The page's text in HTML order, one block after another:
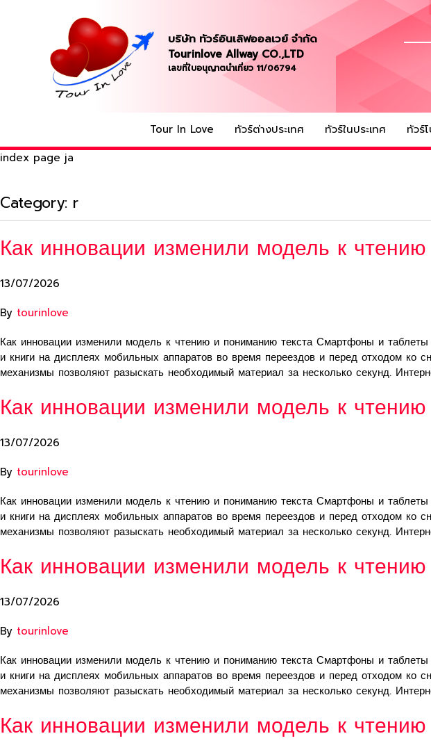
บริษัท ทัวร์อินเลิฟออลเวย์ จำกัด
Tourinlove Allway CO.,LTD
เลขที่ใบอนุญาตนำเที่ยว 11/06794
Tour In Love ทัวร์ต่างประเทศ ทัวร์ในประเทศ ทัวร์
index page ja
Category: r
Как инновации изменили модель к
13/07/2026
By tourinlove
Как инновации изменили модель к чтению и пониманию текста Смартфоны и
и книги на дисплеях мобильных аппаратов во время переездов и перед отходом ко
механизмы позволяют разыскать необходимый материал за несколько секунд.
Как инновации изменили модель к
13/07/2026
By tourinlove
Как инновации изменили модель к чтению и пониманию текста Смартфоны и
и книги на дисплеях мобильных аппаратов во время переездов и перед отходом ко
механизмы позволяют разыскать необходимый материал за несколько секунд.
Как инновации изменили модель к
13/07/2026
By tourinlove
Как инновации изменили модель к чтению и пониманию текста Смартфоны и
и книги на дисплеях мобильных аппаратов во время переездов и перед отходом ко
механизмы позволяют разыскать необходимый материал за несколько секунд.
Как инновации изменили модель к